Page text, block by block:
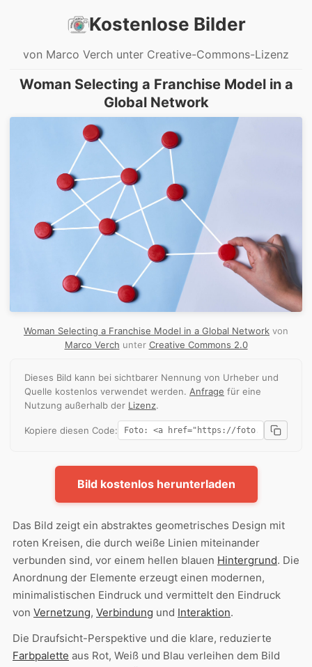
Kostenlose Bilder
von Marco Verch unter Creative-Commons-Lizenz
Woman Selecting a Franchise Model in a
Global Network
Woman Selecting a Franchise Model in a Global Network von
Marco Verch unter Creative Commons 2.0
Dieses Bild kann bei sichtbarer Nennung von Urheber und
Quelle kostenlos verwendet werden. Anfrage für eine
Nutzung außerhalb der Lizenz.
Kopiere diesen Code:
Bild kostenlos herunterladen
Das Bild zeigt ein abstraktes geometrisches Design mit
roten Kreisen, die durch weiße Linien miteinander
verbunden sind, vor einem hellen blauen Hintergrund. Die
Anordnung der Elemente erzeugt einen modernen,
minimalistischen Eindruck und vermittelt den Eindruck
von Vernetzung, Verbindung und Interaktion.
Die Draufsicht-Perspektive und die klare, reduzierte
Farbpalette aus Rot, Weiß und Blau verleihen dem Bild